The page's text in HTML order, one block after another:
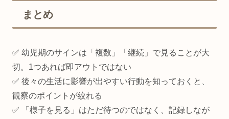
まとめ
✅ 幼児期のサインは「複数」「継続」で見ることが大
切。1つあれば即アウトではない
✅ 後々の生活に影響が出やすい行動を知っておくと、
観察のポイントが絞れる
✅ 「様子を見る」はただ待つのではなく、記録しなが